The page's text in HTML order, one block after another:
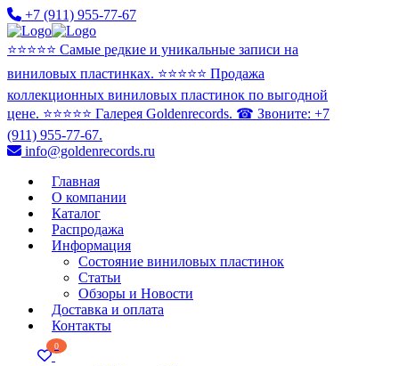
+7 (911) 955-77-67
⭐️⭐️⭐️⭐️⭐️ Самые редкие и уникальные записи на
виниловых пластинках. ⭐️⭐️⭐️⭐️⭐️ Продажа
коллекционных виниловых пластинок по выгодной
цене. ⭐️⭐️⭐️⭐️⭐️ Галерея Goldenrecords. ☎ Звоните: +7
(911) 955-77-67.
info@goldenrecords.ru
Главная
О компании
Каталог
Распродажа
Информация
Состояние виниловых пластинок
Статьи
Обзоры и Новости
Доставка и оплата
Контакты
0